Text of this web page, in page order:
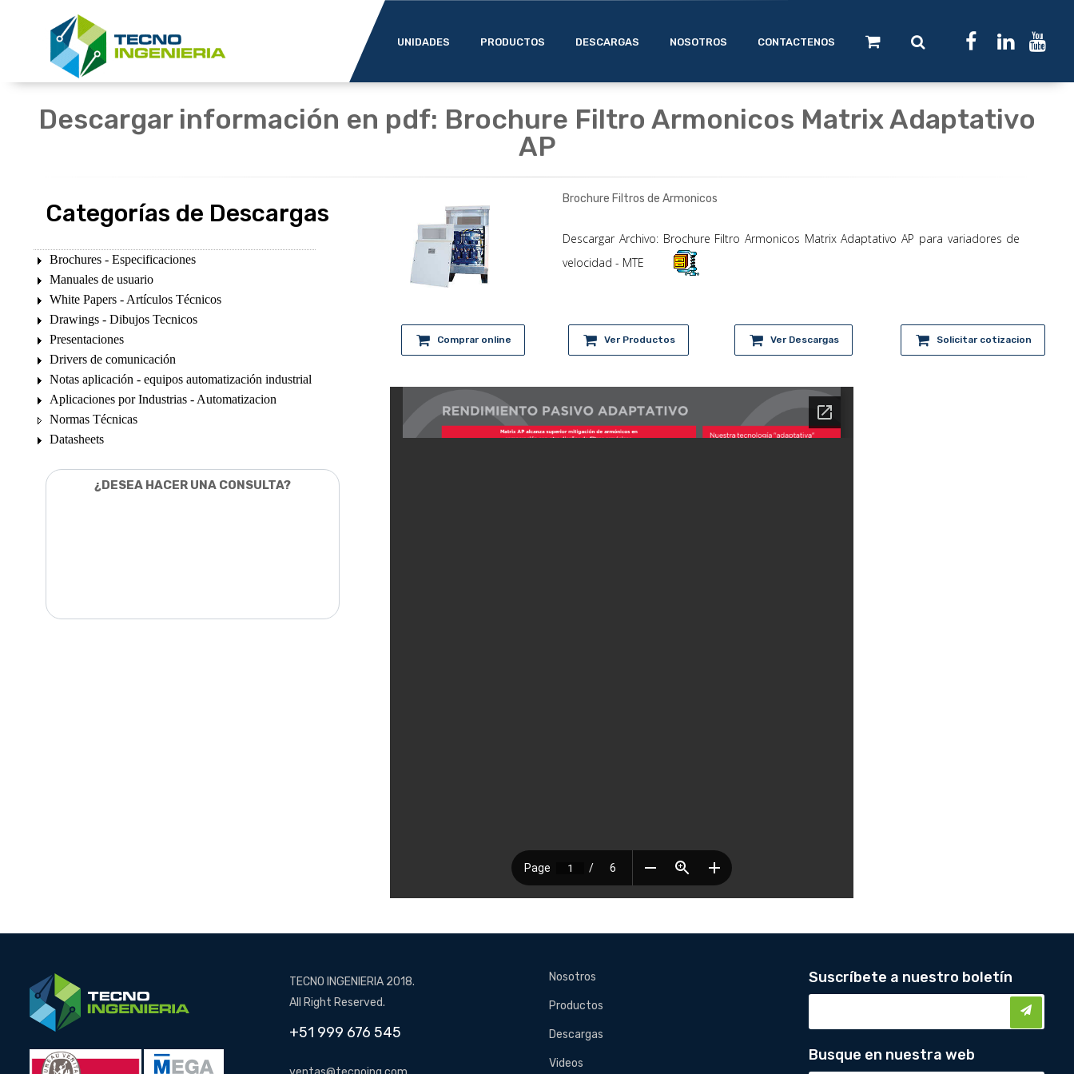
UNIDADES PRODUCTOS DESCARGAS NOSOTROS CONTACTENOS
Descargar información en pdf: Brochure Filtro Armonicos Matrix Adaptativo
AP
Categorías de Descargas
Brochures - Especificaciones
Manuales de usuario
White Papers - Artículos Técnicos
Drawings - Dibujos Tecnicos
Presentaciones
Drivers de comunicación
Notas aplicación - equipos automatización industrial
Aplicaciones por Industrias - Automatizacion
Normas Técnicas
Datasheets
¿DESEA HACER UNA CONSULTA?
Brochure Filtros de Armonicos
Descargar Archivo: Brochure Filtro Armonicos Matrix Adaptativo AP para variadores de
velocidad - MTE
Comprar online Ver Productos Ver Descargas Solicitar cotizacion
TECNO INGENIERIA 2018.
All Right Reserved.
+51 999 676 545
Nosotros
Productos
Descargas
Videos
Suscríbete a nuestro boletín
Busque en nuestra web